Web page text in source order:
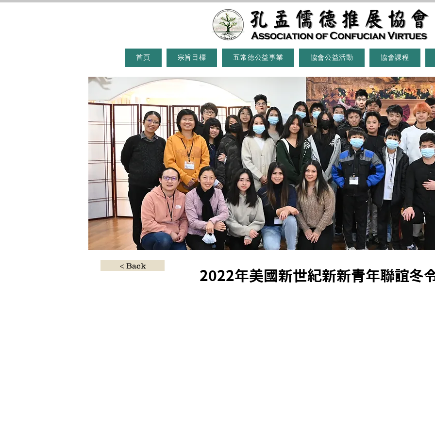
首頁 宗旨目標 五常德公益事業 協會公益活動 協會課程
< Back
2022年美國新世紀新新青年聯誼冬